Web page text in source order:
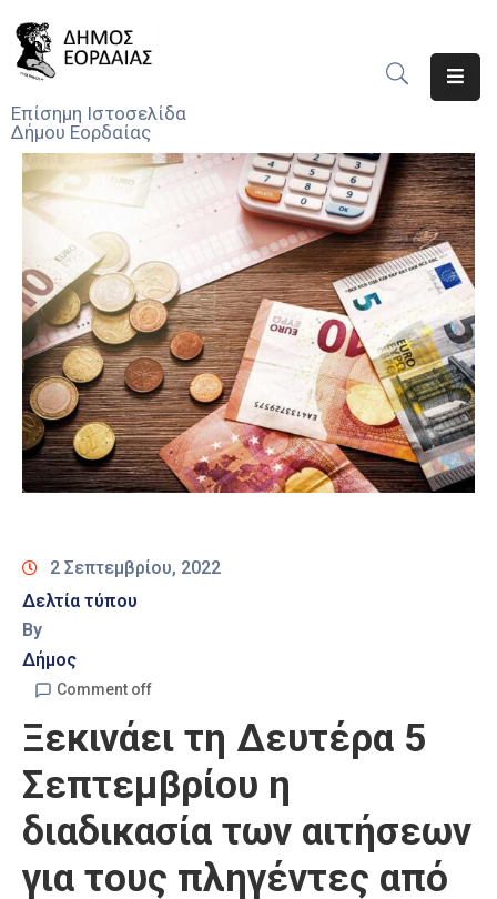
Επίσημη Ιστοσελίδα
Δήμου Εορδαίας
Ο
Δήμος
Νέα
Υπηρεσίες
Του
Δήμου
Προσκλήσεις
Αποφάσεις
Τηλέφωνα
2 Σεπτεμβρίου, 2022
Δελτία τύπου
By
Δήμος
Comment off
Ξεκινάει τη Δευτέρα 5
Σεπτεμβρίου η
διαδικασία των αιτήσεων
για τους πληγέντες από